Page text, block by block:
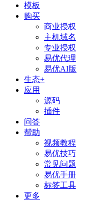
模板
购买
商业授权
主机域名
专业授权
易优代理
易优AI版
生态+
应用
源码
插件
问答
帮助
视频教程
易优技巧
常见问题
易优手册
标签工具
更多